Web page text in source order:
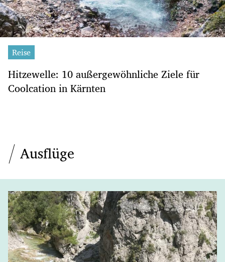
Reise
Hitzewelle: 10 außergewöhnliche Ziele für
Coolcation in Kärnten
Ausflüge